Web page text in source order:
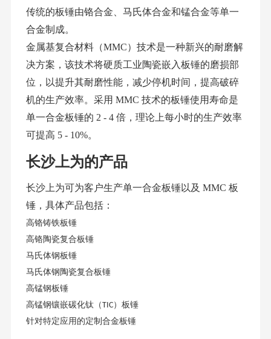
传统的板锤由铬合金、马氏体合金和锰合金等单一
合金制成。
金属基复合材料（MMC）技术是一种新兴的耐磨解
决方案，该技术将硬质工业陶瓷嵌入板锤的磨损部
位，以提升其耐磨性能，减少停机时间，提高破碎
机的生产效率。采用 MMC 技术的板锤使用寿命是
单一合金板锤的 2 - 4 倍，理论上每小时的生产效率
可提高 5 - 10%。
长沙上为的产品
长沙上为可为客户生产单一合金板锤以及 MMC 板
锤，具体产品包括：
高铬铸铁板锤
高铬陶瓷复合板锤
马氏体钢板锤
马氏体钢陶瓷复合板锤
高锰钢板锤
高锰钢镶嵌碳化钛（TIC） 板锤
针对特定应用的定制合金板锤